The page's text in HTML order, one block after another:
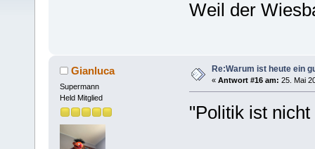
Weil der
Gianluca
Supermann
Held Mitglied
Re:Warum ist heute ein
« Antwort #16 am: 25. Mai
"Politik ist